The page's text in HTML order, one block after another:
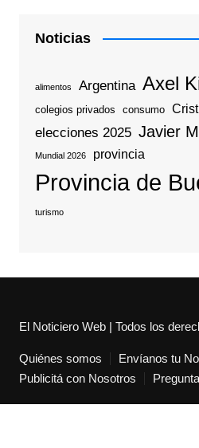
Noticias
alimentos Argentina Axel
colegios privados consumo
elecciones 2025 Javier
Mundial 2026 provincia
Provincia de
turismo
El Noticiero Web | Todos los
Quiénes somos
Envíanos tu
Publicitá con Nosotros